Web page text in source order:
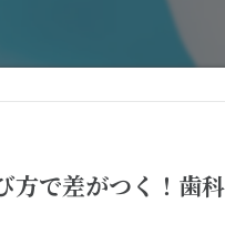
方で差がつく！歯